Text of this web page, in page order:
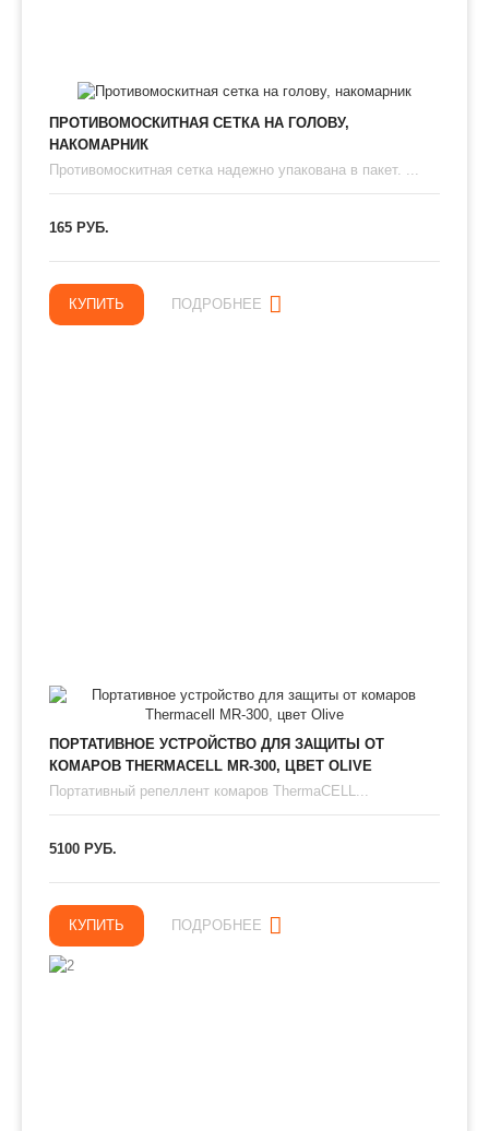
ПРОТИВОМОСКИТНАЯ СЕТКА НА ГОЛОВУ,
НАКОМАРНИК
Противомоскитная сетка надежно упакована в пакет. ...
165 РУБ.
КУПИТЬ ПОДРОБНЕЕ
ПОРТАТИВНОЕ УСТРОЙСТВО ДЛЯ ЗАЩИТЫ ОТ
КОМАРОВ THERMAСЕLL MR-300, ЦВЕТ OLIVE
Портативный репеллент комаров ThermaCELL...
5100 РУБ.
КУПИТЬ ПОДРОБНЕЕ